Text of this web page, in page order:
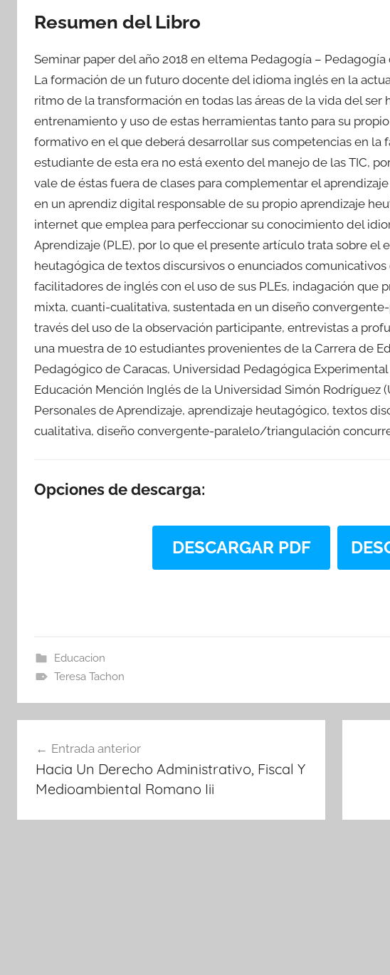
Resumen del Libro
Seminar paper del año 2018 en eltema Pedagogía –
La formación de un futuro docente del idioma inglés en la
ritmo de la transformación en todas las áreas de la vida del ser
entrenamiento y uso de estas herramientas tanto para su
formativo en el que deberá desarrollar sus competencias en la
estudiante de esta era no está exento del manejo de las TIC,
vale de éstas fuera de clases para complementar el
en un aprendiz digital responsable de su propio aprendizaje
internet que emplea para perfeccionar su conocimiento del
Aprendizaje (PLE), por lo que el presente artículo trata sobre
heutagógica de textos discursivos o enunciados
facilitadores de inglés con el uso de sus PLEs, indagación que
mixta, cuanti-cualitativa, sustentada en un diseño
través del uso de la observación participante, entrevistas a
una muestra de 10 estudiantes provenientes de la Carrera de
Pedagógico de Caracas, Universidad Pedagógica
Educación Mención Inglés de la Universidad Simón Rodríguez
Personales de Aprendizaje, aprendizaje heutagógico, textos
cualitativa, diseño convergente-paralelo/triangulación
Opciones de descarga:
DESCARGAR PDF
Educacion
Teresa Tachon
de
entradas
Entrada anterior
Hacia Un Derecho Administrativo, Fiscal Y
Medioambiental Romano Iii